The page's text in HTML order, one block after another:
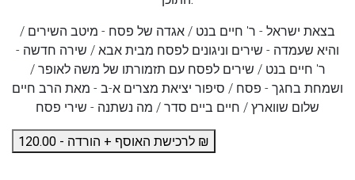
בצאת ישראל - ר' חיים בנט / אגדה של פסח - מיטב השירים /
והיא שעמדה - שירים וניגונים לפסח מבית אבא / שירה חדשה -
ר' חיים בנט / שירים לפסח עם תזמורתו של משה לאופר /
ושמחת בחגך - פסח / סיפור יציאת מצרים א-ב - מאת הרב חיים
שלום שווארץ / חיים ביים סדר / מה נשתנה - שירי פסח
לרכישת האוסף + הורדה - 120.00 ₪